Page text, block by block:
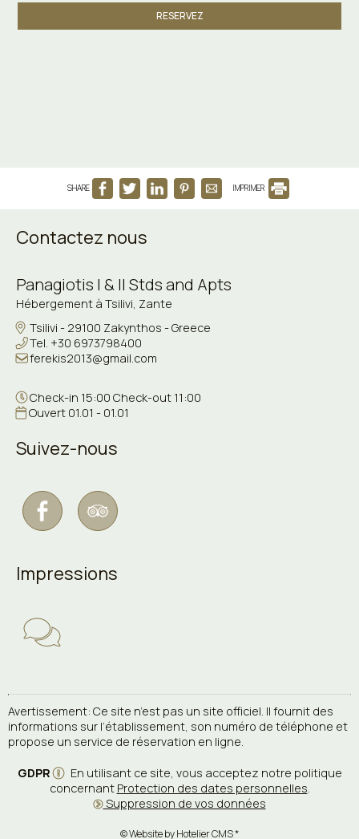
RESERVEZ
SHARE IMPRIMER
Contactez nous
Panagiotis I & II Stds and Apts
Hébergement à Tsilivi, Zante
Tsilivi - 29100 Zakynthos - Greece
Tel. +30 6973798400
ferekis2013@gmail.com
Check-in 15:00 Check-out 11:00
Ouvert 01.01 - 01.01
Suivez-nous
Impressions
Avertissement: Ce site n’est pas un site officiel. Il fournit des
informations sur l’établissement, son numéro de téléphone et
propose un service de réservation en ligne.
GDPR
En utilisant ce site, vous acceptez notre politique
concernant Protection des dates personnelles.
Suppression de vos données
© Website by Hotelier CMS *